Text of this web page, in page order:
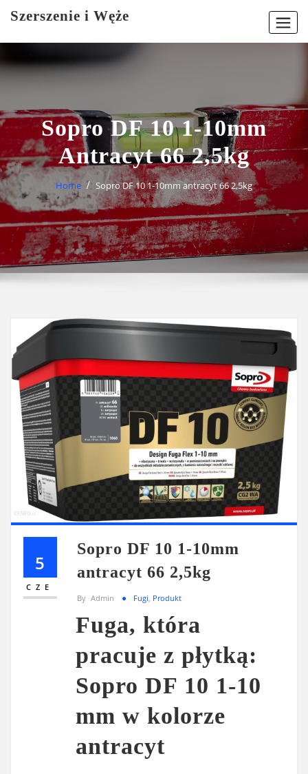
Szerszenie i Węże
Sopro DF 10 1-10mm
Antracyt 66 2,5kg
Home Sopro DF 10 1-10mm antracyt 66 2,5kg
5
CZE
Sopro DF 10 1-10mm
antracyt 66 2,5kg
By Admin Fugi Produkt
Fuga, która
pracuje z płytką:
Sopro DF 10 1-10
mm w kolorze
antracyt